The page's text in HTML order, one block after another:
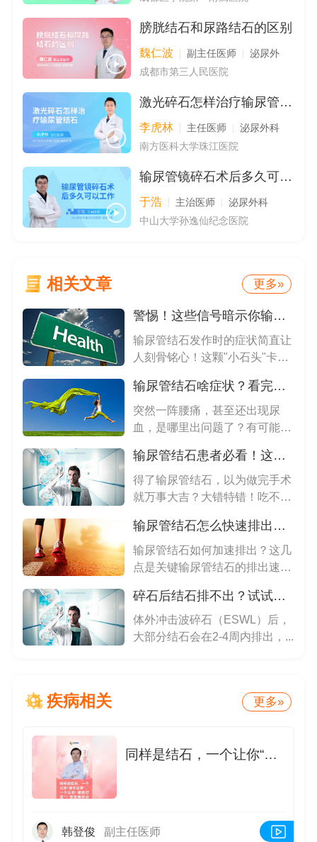
膀胱结石和尿路结石的区别
魏仁波 副主任医师
泌尿外
成都市第三人民医院
激光碎石怎样治疗输尿管结石
李虎林 主任医师
泌尿外科
南方医科大学珠江医院
输尿管镜碎石术后多久可以工作
于浩 主治医师
泌尿外科
中山大学孙逸仙纪念医院
相关文章 更多»
警惕！这些信号暗示你输尿管里有 “石头”！
输尿管结石发作时的症状简直让
人刻骨铭心！这颗"小石头"卡住
输尿管结石啥症状？看完这篇不再一头雾水
突然一阵腰痛，甚至还出现尿
血，是哪里出问题了？有可能是
输尿管结石患者必看！这些食物再馋也别碰
得了输尿管结石，以为做完手术
就万事大吉？大错特错！吃不对
输尿管结石怎么快速排出来啊
输尿管结石如何加速排出？这几
点是关键输尿管结石的排出速
碎石后结石排不出？试试这几招！
体外冲击波碎石（ESWL）后，
大部分结石会在2-4周内排出，...
疾病相关 更多»
同样是结石，一个让你“尿不出来”，一个让你“痛到打滚”！医生教你分辨
韩登俊 副主任医师